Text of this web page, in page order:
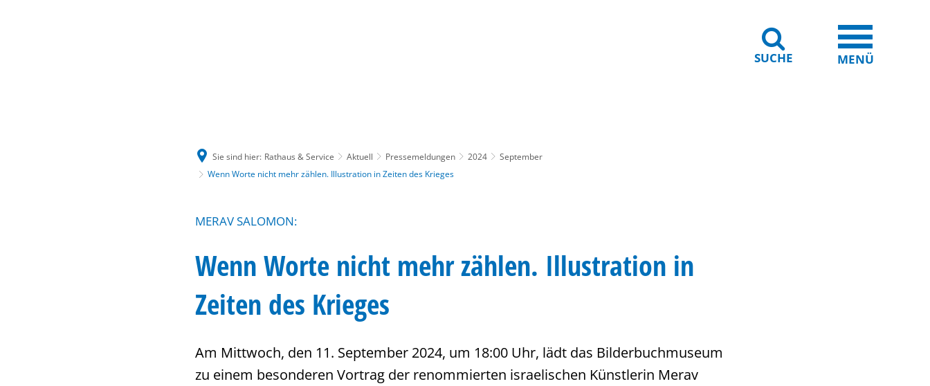
SUCHE MENÜ
Sie sind hier: Rathaus & Service Aktuell Pressemeldungen 2024
September
Wenn Worte nicht mehr zählen. Illustration in Zeiten des Krieges
MERAV SALOMON:
Wenn Worte nicht mehr zählen. Illustration in
Zeiten des Krieges
Am Mittwoch, den 11. September 2024, um 18:00 Uhr, lädt das Bilderbuchmuseum
zu einem besonderen Vortrag der renommierten israelischen Künstlerin Merav